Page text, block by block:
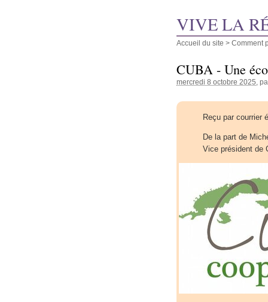
VIVE LA
Accueil du site > Comment
CUBA - Une
mercredi 8 octobre 2025 ,
Reçu par courrier
De la part de
Vice président de